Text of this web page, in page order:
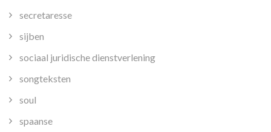
secretaresse
sijben
sociaal juridische dienstverlening
songteksten
soul
spaanse